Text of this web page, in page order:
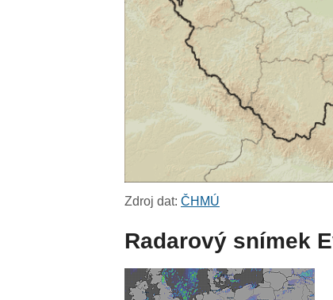
Zdroj dat:ČHMÚ
Radarový snímek